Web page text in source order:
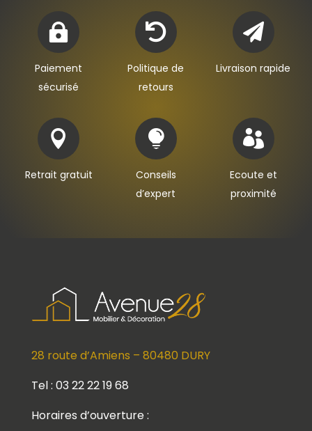

Paiement
sécurisé

Politique de
retours

Livraison rapide

Retrait gratuit

Conseils
d’expert

Ecoute et
proximité
28 route d’Amiens – 80480 DURY
Tel : 03 22 22 19 68
Horaires d’ouverture :